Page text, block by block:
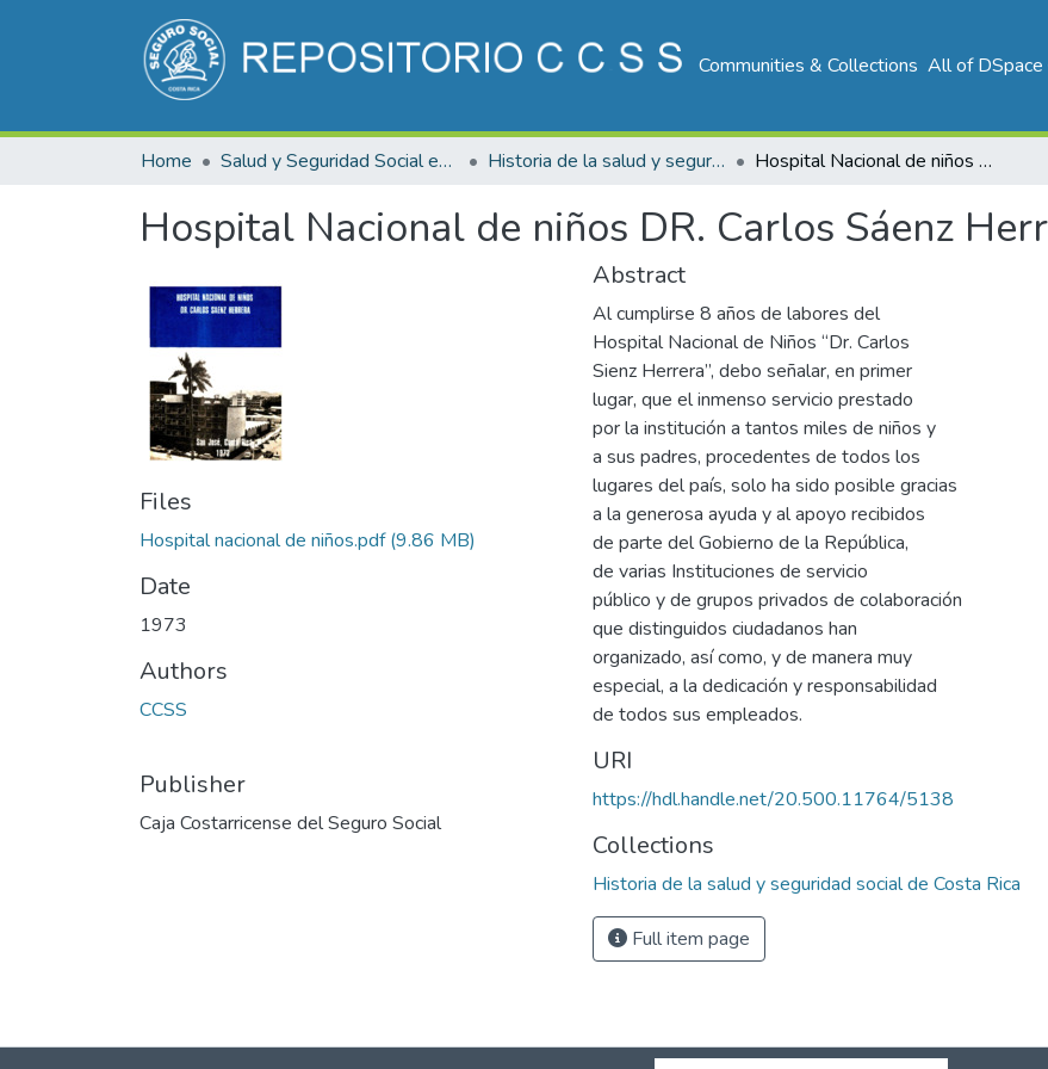
Communities & Collections All of DSpace
Home Salud y Seguridad Social en Costa Rica Historia de la salud y seguridad social de Costa Rica Hospital Nacional de niños DR. Carlos Sáenz Herrera
Hospital Nacional de niños DR. Carlos Sáenz
Files
Hospital nacional de niños.pdf(9.86 MB)
Date
1973
Authors
CCSS
Publisher
Caja Costarricense del Seguro Social
Abstract
Al cumplirse 8 años de labores del
Hospital Nacional de Niños “Dr. Carlos
Sienz Herrera”, debo señalar, en primer
lugar, que el inmenso servicio prestado
por la institución a tantos miles de niños y
a sus padres, procedentes de todos los
lugares del país, solo ha sido posible gracias
a la generosa ayuda y al apoyo recibidos
de parte del Gobierno de la República,
de varias Instituciones de servicio
público y de grupos privados de colaboración
que distinguidos ciudadanos han
organizado, así como, y de manera muy
especial, a la dedicación y responsabilidad
de todos sus empleados.
URI
https://hdl.handle.net/20.500.11764/5138
Collections
Historia de la salud y seguridad social de Costa Rica
Full item page